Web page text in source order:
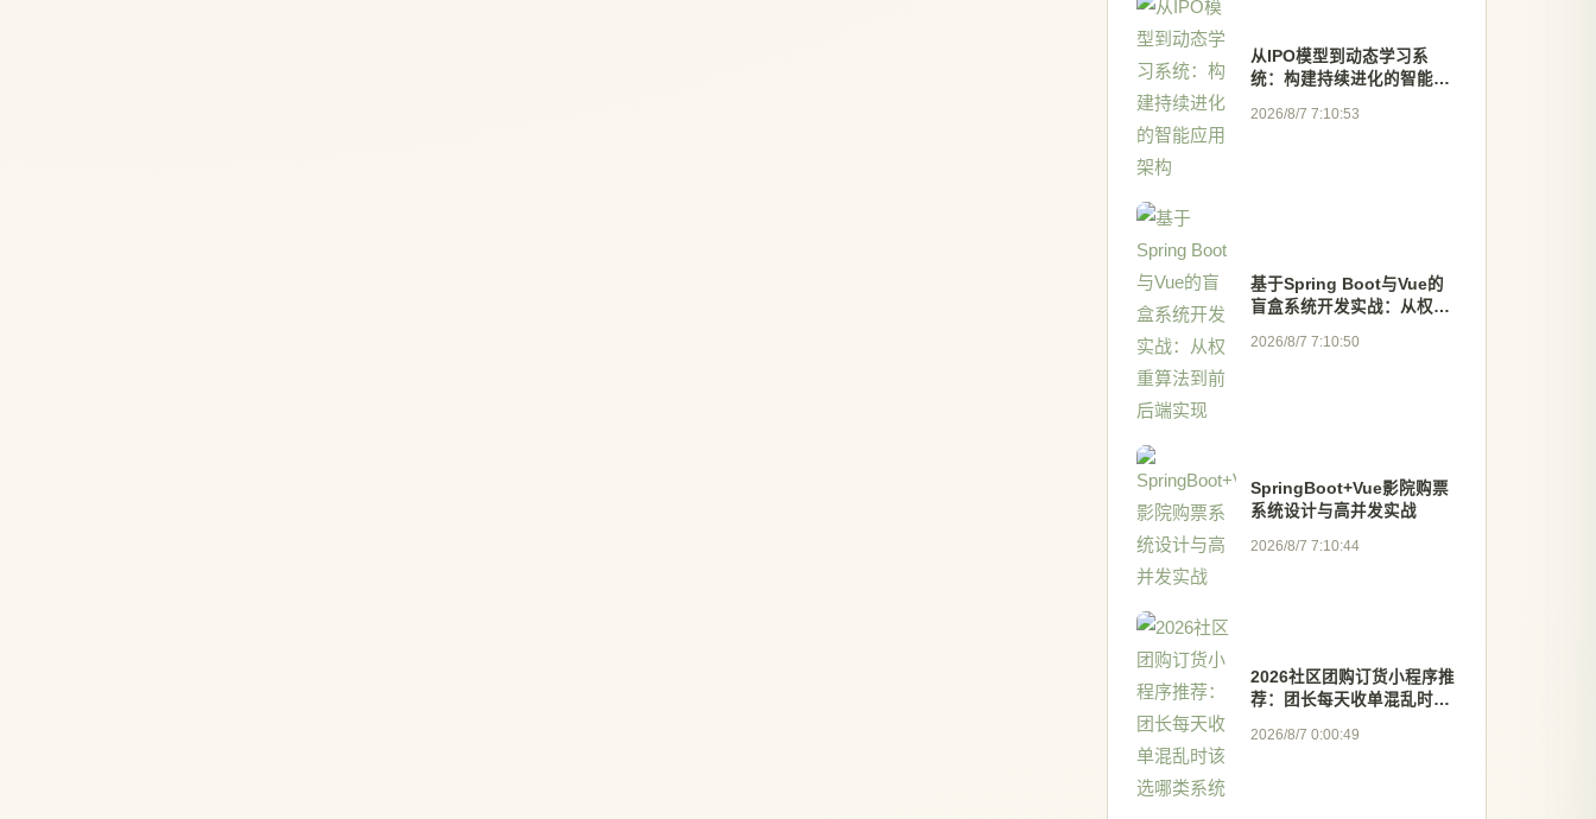
从IPO模型到动态学习系
统：构建持续进化的智能应
2026/8/7 7:10:53
基于Spring Boot与Vue的
盲盒系统开发实战：从权重
2026/8/7 7:10:50
SpringBoot+Vue影院购票
系统设计与高并发实战
2026/8/7 7:10:44
2026社区团购订货小程序推
荐：团长每天收单混乱时该
2026/8/7 0:00:49